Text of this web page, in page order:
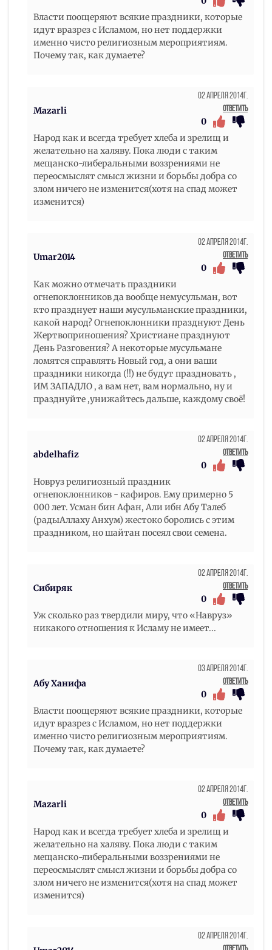
Власти поощеряют всякие праздники, которые
идут вразрез с Исламом, но нет поддержки
именно чисто религиозным мероприятиям.
Почему так, как думаете?
Mazarli
02 Апреля 2014г.
Ответить
0
Народ как и всегда требует хлеба и зрелищ и
желательно на халяву. Пока люди с таким
мещанско-либеральными воззрениями не
переосмыслят смысл жизни и борьбы добра со
злом ничего не изменится(хотя на спад может
изменится)
Umar2014
02 Апреля 2014г.
Ответить
0
Как можно отмечать праздники
огнепоклонников да вообще немусульман, вот
кто празднует наши мусульманские праздники,
какой народ? Огнепоклонники празднуют День
Жертвоприношения? Христиане празднуют
День Разговения? А некоторые мусульмане
ломятся справлять Новый год, а они ваши
праздники никогда (!!) не будут праздновать ,
ИМ ЗАПАДЛО , а вам нет, вам нормально, ну и
празднуйте ,унижайтесь дальше, каждому своё!
abdelhafiz
02 Апреля 2014г.
Ответить
0
Новруз религиозный праздник
огнепоклонников - кафиров. Ему примерно 5
000 лет. Усман бин Афан, Али ибн Абу Талеб
(радыАллаху Анхум) жестоко боролись с этим
праздником, но шайтан посеял свои семена.
Сибиряк
02 Апреля 2014г.
Ответить
0
Уж сколько раз твердили миру, что «Навруз»
никакого отношения к Исламу не имеет...
Абу Ханифа
03 Апреля 2014г.
Ответить
0
Власти поощеряют всякие праздники, которые
идут вразрез с Исламом, но нет поддержки
именно чисто религиозным мероприятиям.
Почему так, как думаете?
Mazarli
02 Апреля 2014г.
Ответить
0
Народ как и всегда требует хлеба и зрелищ и
желательно на халяву. Пока люди с таким
мещанско-либеральными воззрениями не
переосмыслят смысл жизни и борьбы добра со
злом ничего не изменится(хотя на спад может
изменится)
02 Апреля 2014г.